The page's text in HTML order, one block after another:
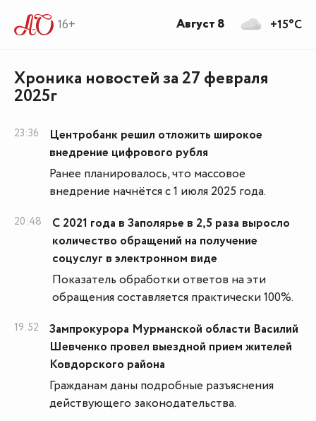
16+
Хроника новостей за 27 февраля
2025г
23:36
Центробанк решил отложить широкое
внедрение цифрового рубля
Ранее планировалось, что массовое
внедрение начнётся с 1 июля 2025 года.
20:48
С 2021 года в Заполярье в 2,5 раза выросло
количество обращений на получение
соцуслуг в электронном виде
Показатель обработки ответов на эти
обращения составляется практически 100%.
19:52
Зампрокурора Мурманской области Василий
Шевченко провел выездной прием жителей
Ковдорского района
Гражданам даны подробные разъяснения
действующего законодательства.
+15°C
Август 8